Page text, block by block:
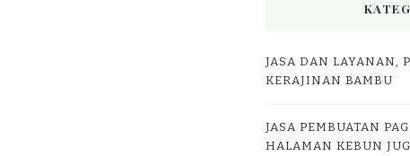
JASA DAN LAYANAN,
KERAJINAN BAMBU
JASA PEMBUATAN
HALAMAN KEBUN